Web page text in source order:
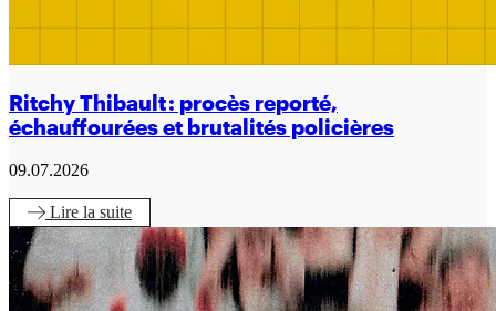
Ritchy Thibault : procès reporté,
échauffourées et brutalités policières
09.07.2026
Lire la suite